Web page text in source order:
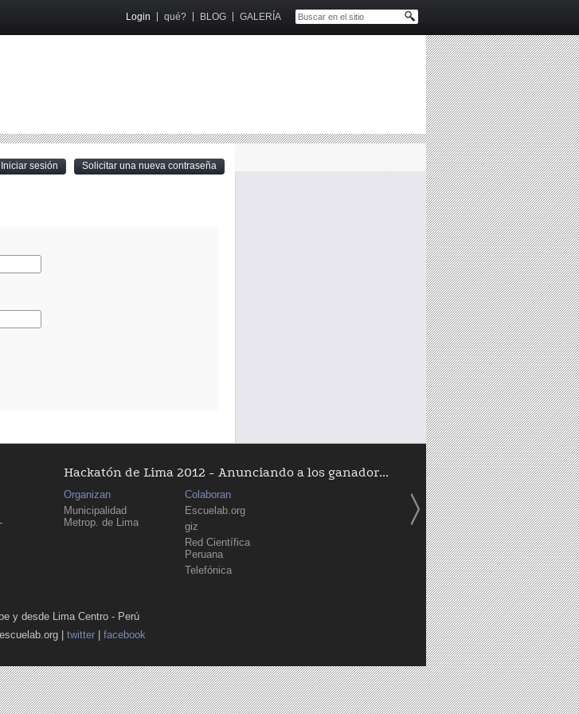
Login qué? BLOG GALERÍA
Iniciar sesión (active tab)
Solicitar una nueva contraseña
Hackatón de Lima 2012 - Anunciando a los ganador...
Organizan
Municipalidad
Metrop. de Lima
Colaboran
Escuelab.org
giz
Red Científica
Peruana
Telefónica
y desde Lima Centro - Perú
| twitter| facebook